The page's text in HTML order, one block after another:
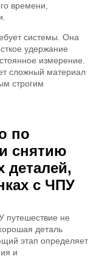
времени,
системы. Она
удержание
измерение.
сложный материал
строгим
по
снятию
деталей,
с ЧПУ
путешествие не
деталь
этап определяет
и